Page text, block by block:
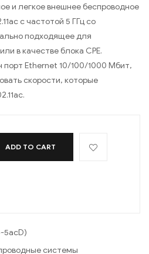
и легкое внешнее беспроводное
с частотой 5 ГГц со
подходящее для
в качестве блока CPE.
порт Ethernet 10/100/1000 Мбит,
скорости, которые
ADD TO CART
5acD)
системы